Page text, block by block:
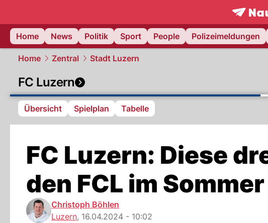
Home
News Politik Sport People Polizeimeldungen
Home Zentral Stadt Luzern
FC Luzern
Übersicht Spielplan Tabelle
FC Luzern: Diese
den FCL im Sommer
Christoph Böhlen
Luzern, 16.04.2024 - 10:02